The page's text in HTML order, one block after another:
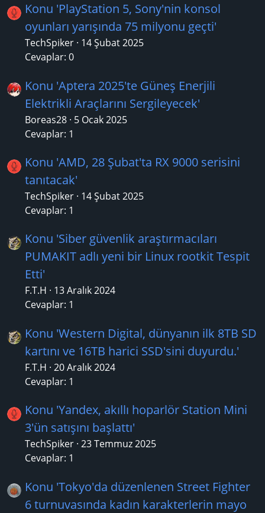
Konu 'PlayStation 5, Sony'nin konsol
oyunları yarışında 75 milyonu geçti'
TechSpiker 14 Şubat 2025
Cevaplar: 0
Konu 'Aptera 2025'te Güneş Enerjili
Elektrikli Araçlarını Sergileyecek'
Boreas28 5 Ocak 2025
Cevaplar: 1
Konu 'AMD, 28 Şubat'ta RX 9000 serisini
tanıtacak'
TechSpiker 14 Şubat 2025
Cevaplar: 1
Konu 'Siber güvenlik araştırmacıları
PUMAKIT adlı yeni bir Linux rootkit Tespit
Etti'
F.T.H
13 Aralık 2024
Cevaplar: 1
Konu 'Western Digital, dünyanın ilk 8TB SD
kartını ve 16TB harici SSD'sini duyurdu.'
F.T.H 20 Aralık 2024
Cevaplar: 1
Konu 'Yandex, akıllı hoparlör Station Mini
3'ün satışını başlattı'
TechSpiker 23 Temmuz 2025
Cevaplar: 1
Konu 'Tokyo'da düzenlenen Street Fighter
6 turnuvasında kadın karakterlerin mayo